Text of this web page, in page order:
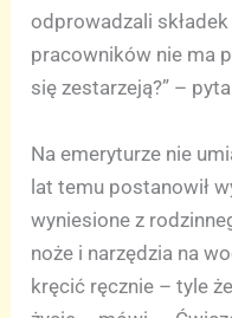
odprowadzali
pracowników nie ma
się zestarzeją?” –
Na emeryturze nie
lat temu postanowił
wyniesione z
noże i narzędzia na
kręcić ręcznie – tyle